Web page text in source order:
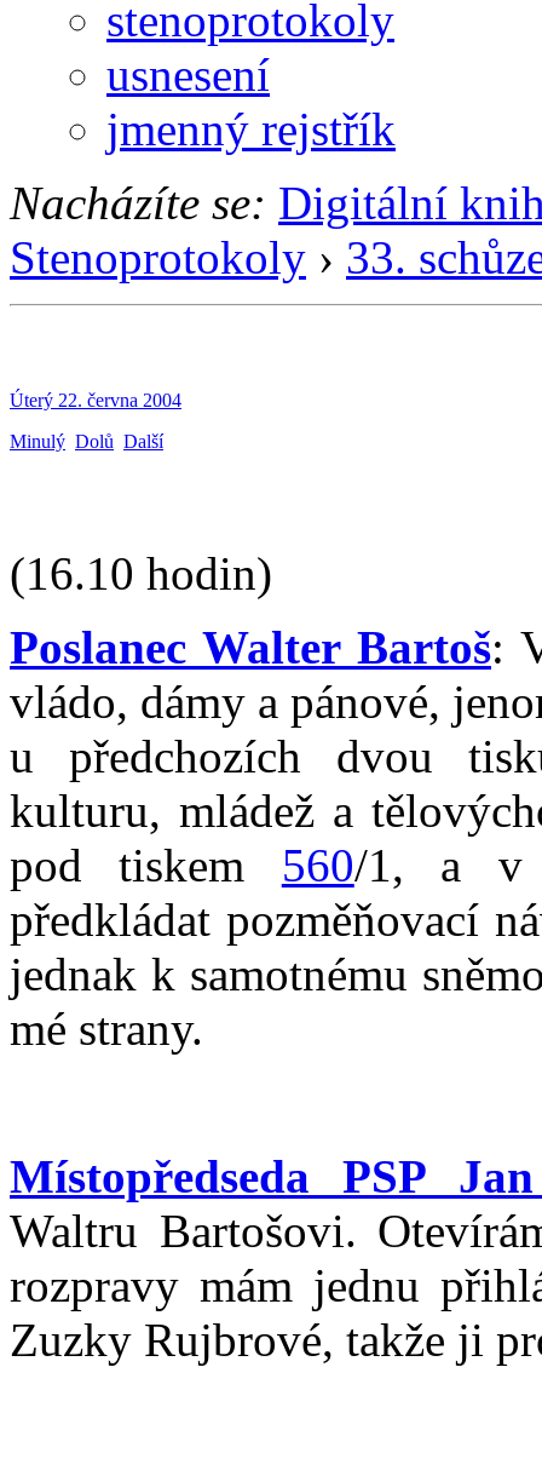
stenoprotokoly
usnesení
jmenný rejstřík
Nacházíte se: Digitální
Stenoprotokoly › 33.
Úterý 22. června 2004
Minulý Dolů Další
(16.10 hodin)
Poslanec Walter Bartoš:
vládo, dámy a pánové,
u předchozích dvou
kulturu, mládež a
pod tiskem 560/1, a v
předkládat pozměňovací
jednak k samotnému
mé strany.
Místopředseda PSP
Waltru Bartošovi.
rozpravy mám jednu
Zuzky Rujbrové, takže ji